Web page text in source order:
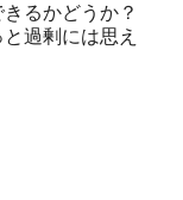
るかどうか？
過剰には思え